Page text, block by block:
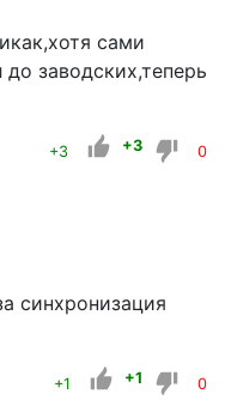
сами
заводских,теперь
+3 +3 0
синхронизация
+1 +1 0